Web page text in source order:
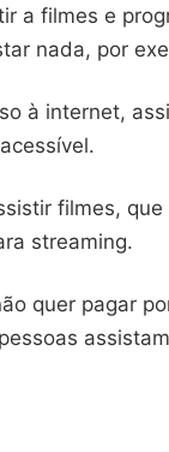
a filmes e
nada, por
à internet,
filmes,
streaming.
quer pagar